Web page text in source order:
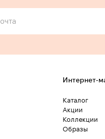
Интернет-
Каталог
Акции
Коллекции
Образы